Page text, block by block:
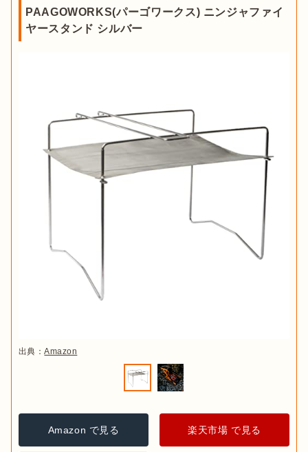
PAAGOWORKS(パーゴワークス) ニンジャファイ
ヤースタンド シルバー
出典：Amazon
Amazon で見る 楽天市場 で見る